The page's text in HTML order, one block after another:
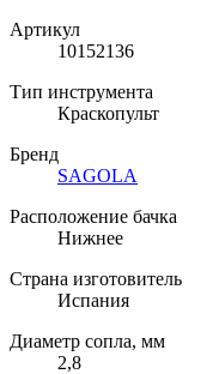
Артикул
10152136
Тип инструмента
Краскопульт
Бренд
SAGOLA
Расположение бачка
Нижнее
Страна изготовитель
Испания
Диаметр сопла, мм
2,8